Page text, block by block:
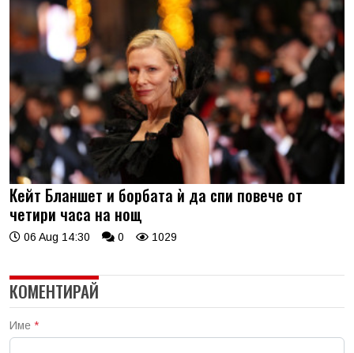
Кейт Бланшет и борбата ѝ да спи повече от
четири часа на нощ
06 Aug 14:30 0 1029
КОМЕНТИРАЙ
Име *